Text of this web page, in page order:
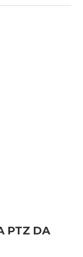
PTZ DA